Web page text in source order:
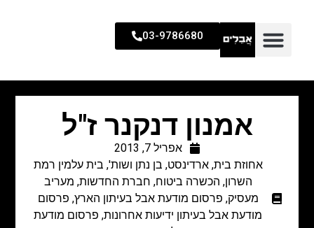
03-9786680
אמנון דנקנר ז"ל
אפריל 7, 2013
אחוזת בית,ארדינסט, בן נתן ושות', בית עלמין רמת
השרון, הכשרה ביטוח, חברת החדשות, מעריב
מעסיק, פרסום מודעת אבל בעיתון הארץ, פרסום
מודעת אבל בעיתון ידיעות אחרונות, פרסום מודעת